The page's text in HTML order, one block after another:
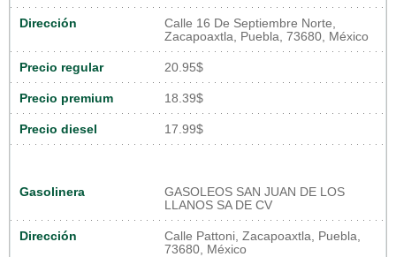
Dirección
Calle 16 De Septiembre Norte,
Zacapoaxtla, Puebla, 73680, México
Precio regular 20.95$
Precio premium 18.39$
Precio diesel 17.99$
Gasolinera
GASOLEOS SAN JUAN DE LOS
LLANOS SA DE CV
Dirección
Calle Pattoni, Zacapoaxtla, Puebla,
73680, México